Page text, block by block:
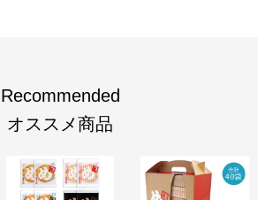
Recommended
オススメ商品